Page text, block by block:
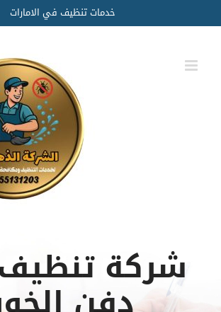
to
content
خدمات تنظيف في الامارات
شركة